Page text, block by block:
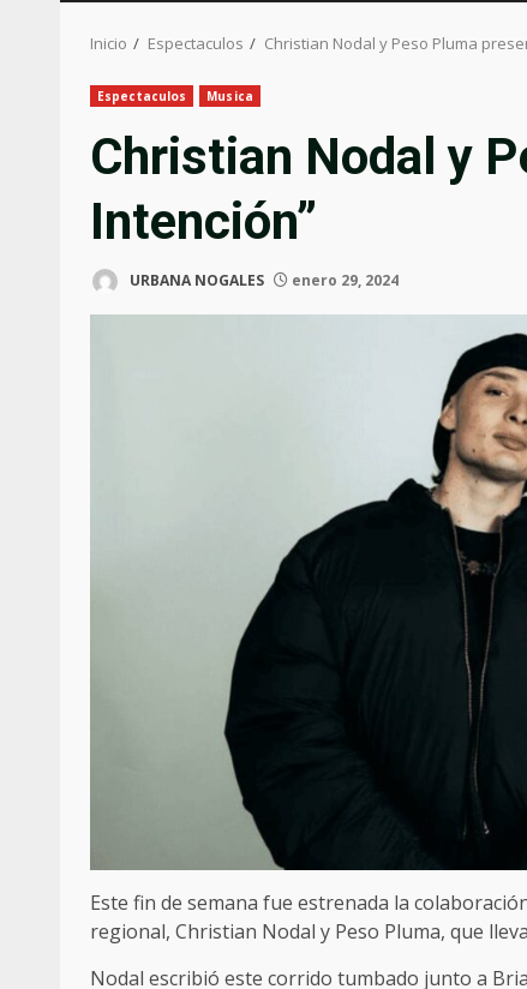
Inicio Espectaculos Christian Nodal y Peso Pluma
Espectaculos Musica
Christian Nodal y
Intención”
URBANA NOGALES enero 29, 2024
Este fin de semana fue estrenada la
regional, Christian Nodal y Peso Pluma, que
Nodal escribió este corrido tumbado junto a